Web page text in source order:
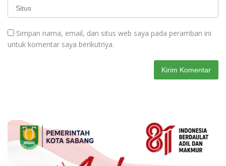
Simpan nama, email, dan situs web saya pada peramban ini
untuk komentar saya berikutnya.